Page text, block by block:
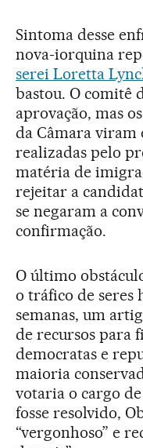
Sintoma desse
nova-iorquina
serei Loretta
bastou. O comitê
aprovação, mas
da Câmara viram
realizadas pelo
matéria de
rejeitar a
se negaram a
confirmação.
O último
o tráfico de seres
semanas, um
de recursos para
democratas e
maioria
votaria o cargo
fosse resolvido,
“vergonhoso” e